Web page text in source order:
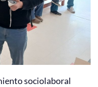
sociolaboral